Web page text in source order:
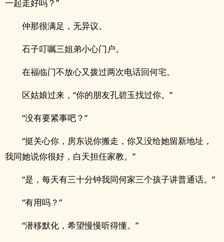
一起走好吗？”
仲那很满足，无异议。
石子叮嘱三姐弟小心门户。
在福临门不放心又拨过两次电话回何宅。
区姑娘过来，“你的朋友孔碧玉找过你。”
“没有要紧事吧？”
“挺关心你，房东说你搬走，你又没给她留新地址，
我同她说你很好，白天担任家教。”
“是，每天有三十分钟我同何家三个孩子讲普通话。”
“有用吗？”
“潜移默化，希望慢慢听得懂。”